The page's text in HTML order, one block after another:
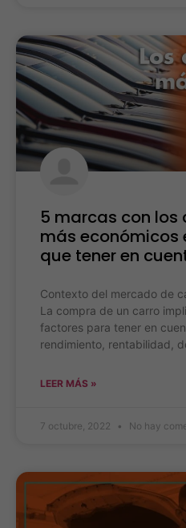
5 marcas con los
más económicos
que tener en
Contexto del mercado de
La compra de un carro
factores para tener en
rendimiento, rentabilidad,
LEER MÁS »
7 octubre, 2022 No hay